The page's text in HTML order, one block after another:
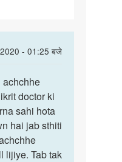
- 01:25 बजे
achchhe
doctor ki
sahi hota
hai jab sthiti
lijiye. Tab tak